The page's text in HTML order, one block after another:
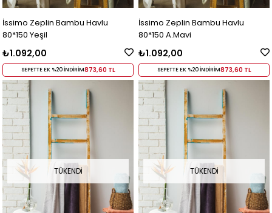
İssimo Zeplin Bambu Havlu
80*150 Yeşil
₺1.092,00
SEPETTE EK %20 İNDİRİM873,60 TL
İssimo Zeplin Bambu Havlu
80*150 A.Mavi
₺1.092,00
SEPETTE EK %20 İNDİRİM873,60 TL
TÜKENDI TÜKENDI